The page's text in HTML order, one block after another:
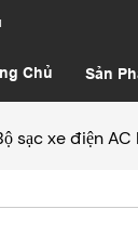
Chủ Sản
sạc xe điện